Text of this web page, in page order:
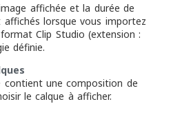
affichée et la durée de
lorsque vous importez
Clip Studio (extension :
définie.
contient une composition de
le calque à afficher.